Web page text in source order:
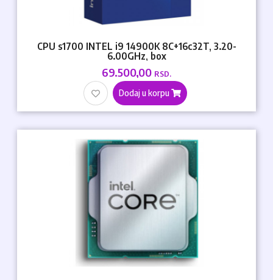
CPU s1700 INTEL i9 14900K 8C+16c32T, 3.20-
6.00GHz, box
69.500,00 RSD.
Dodaj u korpu